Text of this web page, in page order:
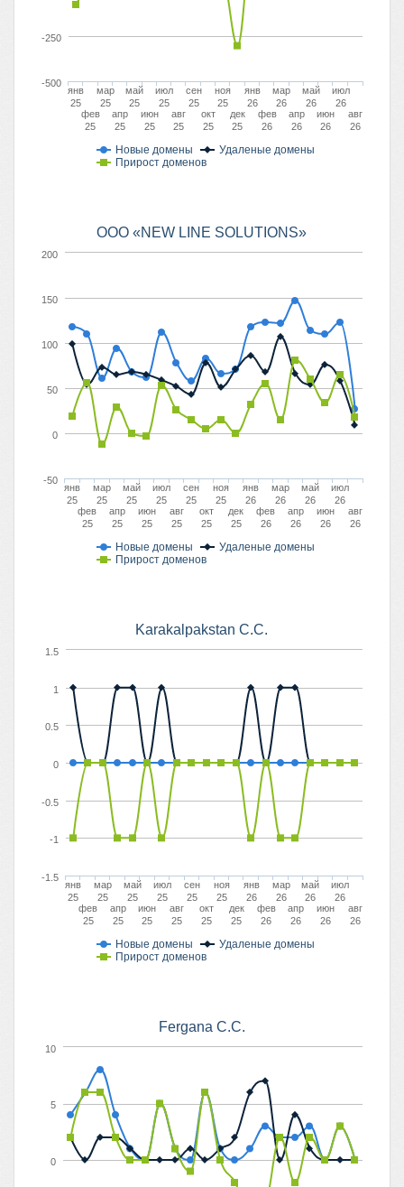
Новые домены
Удаленые домены
Прирост доменов
янв
25
фев
25
мар
25
апр
25
май
25
июн
25
июл
25
авг
25
сен
25
окт
25
ноя
25
дек
25
янв
26
фев
26
мар
26
апр
26
май
26
июн
26
июл
26
авг
26
-500
-250
ООО «NEW LINE SOLUTIONS»
Новые домены
Удаленые домены
Прирост доменов
янв
25
фев
25
мар
25
апр
25
май
25
июн
25
июл
25
авг
25
сен
25
окт
25
ноя
25
дек
25
янв
26
фев
26
мар
26
апр
26
май
26
июн
26
июл
26
авг
26
0
50
100
150
-50
200
Karakalpakstan C.C.
Новые домены
Удаленые домены
Прирост доменов
янв
25
фев
25
мар
25
апр
25
май
25
июн
25
июл
25
авг
25
сен
25
окт
25
ноя
25
дек
25
янв
26
фев
26
мар
26
апр
26
май
26
июн
26
июл
26
авг
26
-1.5
-1
-0.5
0
0.5
1
1.5
Fergana C.C.
0
5
10